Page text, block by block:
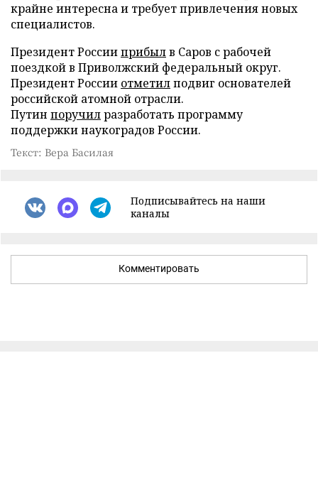
крайне интересна и требует привлечения новых
специалистов.
Президент Россииприбылв Саров с рабочей
поездкой в Приволжский федеральный округ.
Президент России отметилподвиг основателей
российской атомной отрасли.
Путин поручилразработать программу
поддержки наукоградов России.
Текст: Вера Басилая
Подписывайтесь на наши
каналы
Комментировать